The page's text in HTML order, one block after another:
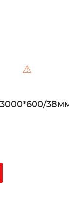
⚠